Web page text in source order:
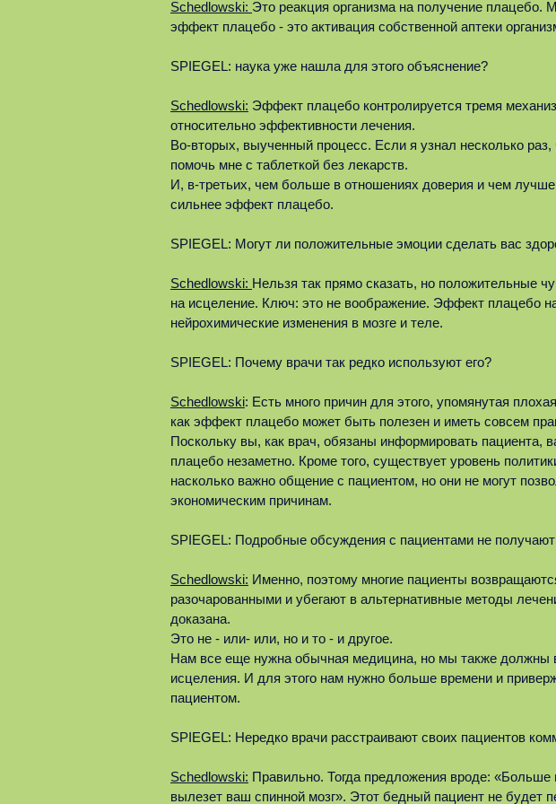
Schedlowski: Это реакция организма на получение
эффект плацебо - это активация собственной аптеки
SPIEGEL: наука уже нашла для этого объяснение?
Schedlowski: Эффект плацебо контролируется тремя
относительно эффективности лечения.
Во-вторых, выученный процесс. Если я узнал несколько раз,
помочь мне с таблеткой без лекарств.
И, в-третьих, чем больше в отношениях доверия и чем
сильнее эффект плацебо.
SPIEGEL: Могут ли положительные эмоции сделать вас
Schedlowski: Нельзя так прямо сказать, но положительные
на исцеление. Ключ: это не воображение. Эффект плацебо
нейрохимические изменения в мозге и теле.
SPIEGEL: Почему врачи так редко используют его?
Schedlowski: Есть много причин для этого, упомянутая
как эффект плацебо может быть полезен и иметь совсем
Поскольку вы, как врач, обязаны информировать пациента,
плацебо незаметно. Кроме того, существует уровень
насколько важно общение с пациентом, но они не могут
экономическим причинам.
SPIEGEL: Подробные обсуждения с пациентами не
Schedlowski: Именно, поэтому многие пациенты
разочарованными и убегают в альтернативные методы
доказана.
Это не - или- или, но и то - и другое.
Нам все еще нужна обычная медицина, но мы также должны
исцеления. И для этого нам нужно больше времени и
пациентом.
SPIEGEL: Нередко врачи расстраивают своих пациентов
Schedlowski: Правильно. Тогда предложения вроде: «Больше
вылезет ваш спинной мозг». Этот бедный пациент не будет